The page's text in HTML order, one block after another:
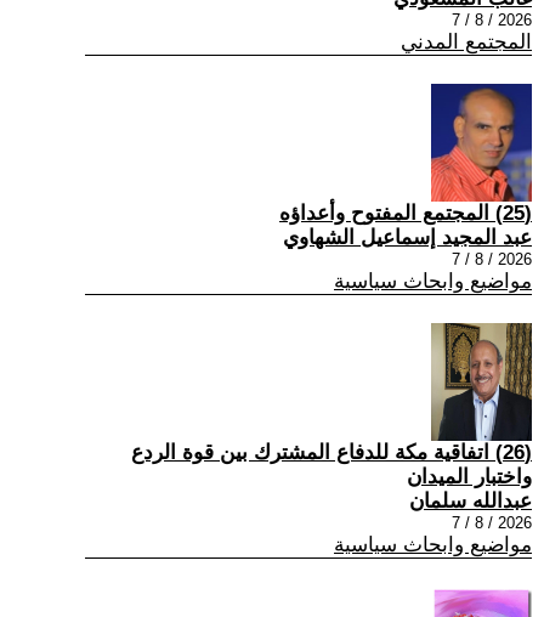
2026 / 8 / 7
المجتمع المدني
(25) المجتمع المفتوح وأعداؤه
عبد المجيد إسماعيل الشهاوي
2026 / 8 / 7
مواضيع وابحاث سياسية
(26) اتفاقية مكة للدفاع المشترك بين قوة الردع
واختبار الميدان
عبدالله سلمان
2026 / 8 / 7
مواضيع وابحاث سياسية